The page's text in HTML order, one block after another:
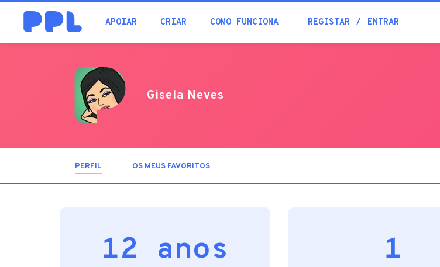
APOIAR CRIAR COMO FUNCIONA REGISTAR ENTRAR
procura
Gisela Neves
PERFIL (SEPARADOROS MEUS FAVORITOS
12 anos 1